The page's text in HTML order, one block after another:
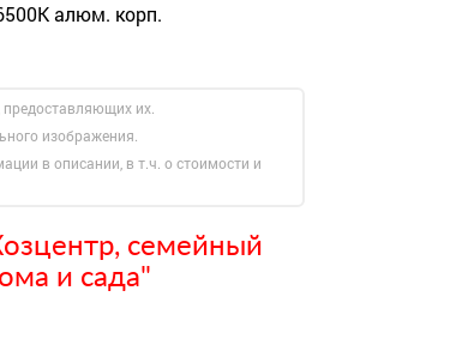
алюм. корп.
их.
изображения.
в описании, в т.ч. о стоимости и
семейный
и сада"